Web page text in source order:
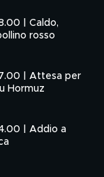
| Caldo,
rosso
| Attesa per
Hormuz
| Addio a